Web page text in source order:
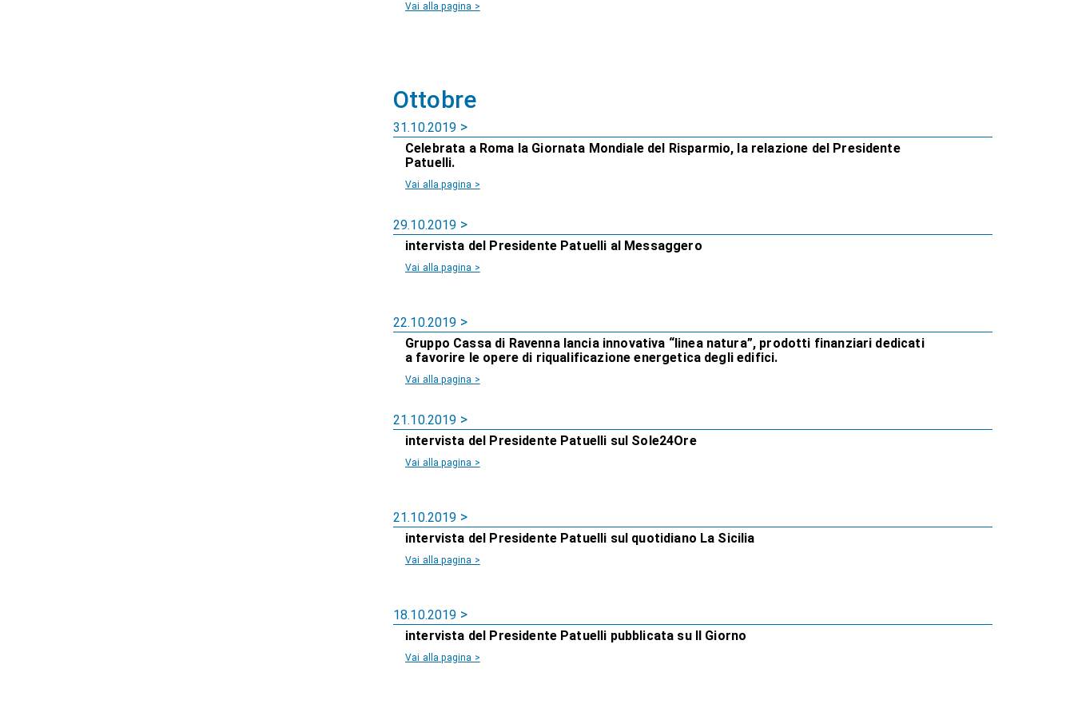
Vai alla pagina >
Ottobre
31.10.2019
Celebrata a Roma la Giornata Mondiale del Risparmio, la relazione del Presidente
Patuelli.
Vai alla pagina >
29.10.2019
intervista del Presidente Patuelli al Messaggero
Vai alla pagina >
22.10.2019
Gruppo Cassa di Ravenna lancia innovativa “linea natura”, prodotti finanziari dedicati
a favorire le opere di riqualificazione energetica degli edifici.
Vai alla pagina >
21.10.2019
intervista del Presidente Patuelli sul Sole24Ore
Vai alla pagina >
21.10.2019
intervista del Presidente Patuelli sul quotidiano La Sicilia
Vai alla pagina >
18.10.2019
intervista del Presidente Patuelli pubblicata su Il Giorno
Vai alla pagina >